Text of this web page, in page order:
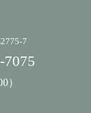
7
7075
）